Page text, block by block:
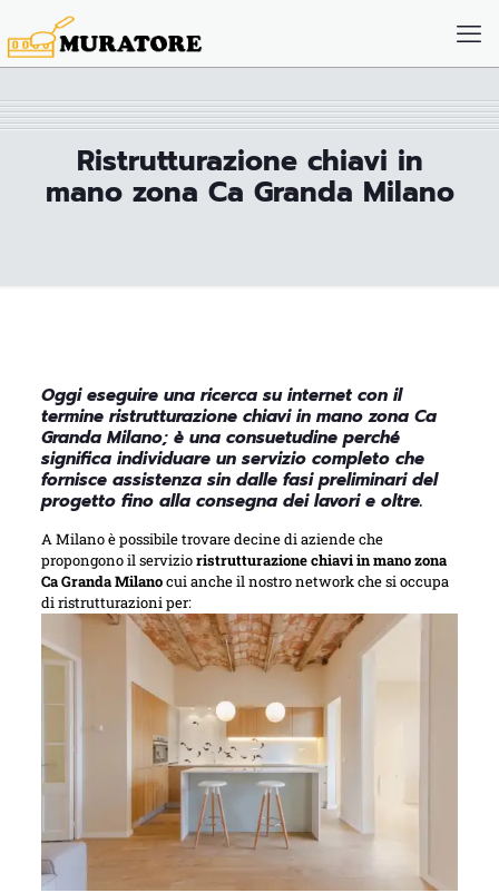
Ristrutturazione chiavi in
mano zona Ca Granda Milano
Oggi eseguire una ricerca su internet con il
termine ristrutturazione chiavi in mano zona Ca
Granda Milano; è una consuetudine perché
significa individuare un servizio completo che
fornisce assistenza sin dalle fasi preliminari del
progetto fino alla consegna dei lavori e oltre.
A Milano è possibile trovare decine di aziende che
propongono il servizioristrutturazione chiavi in mano zona
Ca Granda Milanocui anche il nostro network che si occupa
di ristrutturazioni per: